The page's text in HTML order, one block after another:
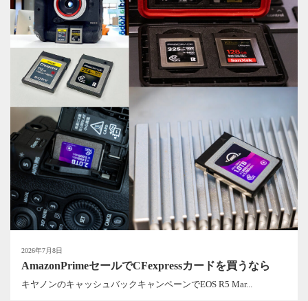
2026年7月8日
AmazonPrimeセールでCFexpressカードを買うなら
キヤノンのキャッシュバックキャンペーンでEOS R5 Mar...